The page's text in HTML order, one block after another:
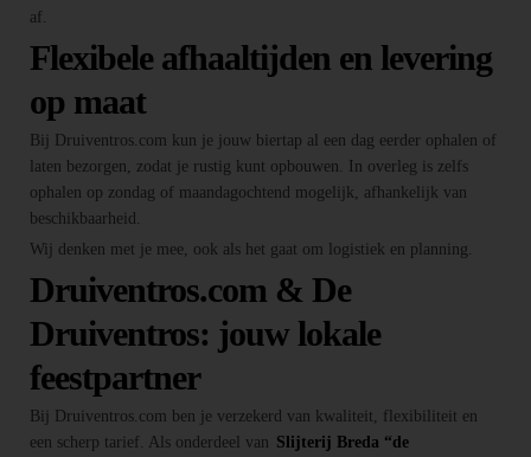
af.
Flexibele afhaaltijden en levering
op maat
Bij Druiventros.com kun je jouw biertap al een dag eerder ophalen of
laten bezorgen, zodat je rustig kunt opbouwen. In overleg is zelfs
ophalen op zondag of maandagochtend mogelijk, afhankelijk van
beschikbaarheid.
Wij denken met je mee, ook als het gaat om logistiek en planning.
Druiventros.com & De
Druiventros: jouw lokale
feestpartner
Bij Druiventros.com ben je verzekerd van kwaliteit, flexibiliteit en
een scherp tarief. Als onderdeel van Slijterij Breda “de